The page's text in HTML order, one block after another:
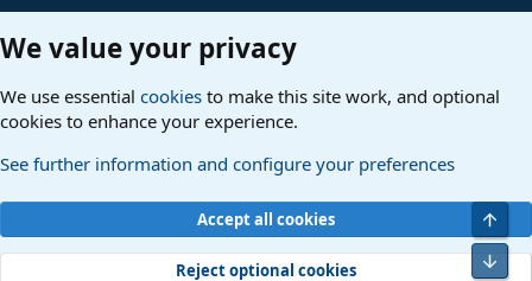
We value your privacy
We use essential cookies to make this site work, and optional
cookies to enhance your experience.
See further information and configure your preferences
Accept all cookies
Reject optional cookies
Alt